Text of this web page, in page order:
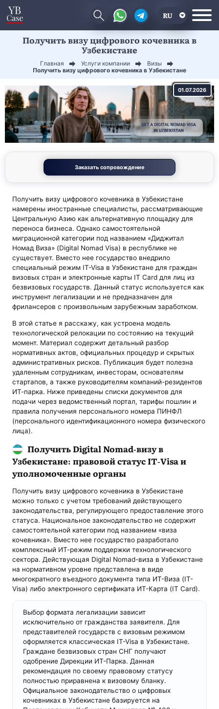
RU
EN
Получить визу цифрового кочевника в
Узбекистане
Главная Услуги компании
Визы
Получить визу цифрового кочевника в Узбекистане
01.07.2026
Заказать сопровождение
Получить визу цифрового кочевника в Узбекистане
намерены иностранные специалисты, рассматривающие
Центральную Азию как альтернативную площадку для
переноса бизнеса. Однако самостоятельной
миграционной категории под названием «Диджитал
Номад Виза» (Digital Nomad Visa) в республике не
существует. Вместо нее государство внедрило
специальный режим IT-Visa в Узбекистане для граждан
визовых стран и электронные карты IT Card для лиц из
безвизовых государств. Данный статус используется как
инструмент легализации и не предназначен для
фрилансеров с произвольным зарубежным заработком.
В этой статье я расскажу, как устроена модель
технологической релокации по состоянию на текущий
момент. Материал содержит детальный разбор
нормативных актов, официальных процедур и скрытых
административных рисков. Публикация будет полезна
удаленным сотрудникам, инвесторам, основателям
стартапов, а также руководителям компаний-резидентов
ИТ-парка. Ниже приведены списки документов для
подачи через ведомственный портал, тарифы пошлин и
правила получения персонального номера ПИНФЛ
(персонального идентификационного номера физического
лица).
Получить Digital Nomad-визу в
Узбекистане: правовой статус IT-Visa и
уполномоченные органы
Получить визу цифрового кочевника в Узбекистане
можно только с учетом требований действующего
законодательства, регулирующего предоставление этого
статуса. Национальное законодательство не содержит
самостоятельной категории под названием «виза
кочевника». Вместо нее государство разработало
комплексный ИТ-режим поддержки технологического
сектора. Действующая Digital Nomad-виза в Узбекистане
на нормативном уровне представлена в виде
многократного въездного документа типа ИТ-Виза (IT-
Visa) либо электронного сертификата ИТ-Карта (IT Card).
Выбор формата легализации зависит
исключительно от гражданства заявителя. Для
представителей государств с визовым режимом
оформляется классическая IT-Visa в Узбекистане.
Граждане безвизовых стран СНГ получают
одобрение Дирекции ИТ-Парка. Данная
рекомендация по своему правовому статусу
полностью приравнена к визовому бланку.
Официальное законодательство о цифровых
кочевниках в Узбекистане базируется на